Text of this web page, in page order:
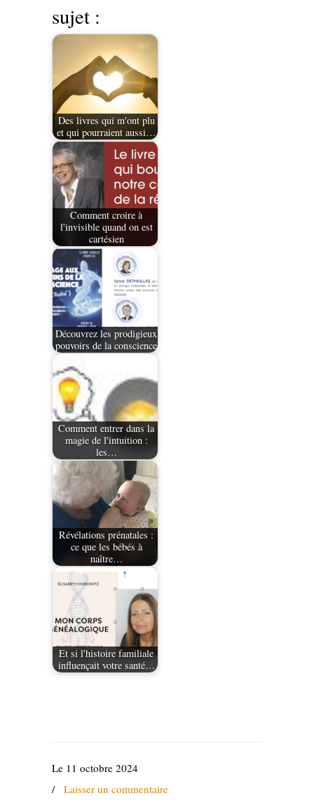
sujet :
Des livres qui m'ont plu
et qui pourraient aussi…
Comment croire à
l'invisible quand on est
cartésien
Découvrez les prodigieux
pouvoirs de la conscience
Comment entrer dans la
magie de l'intuition :
les…
Révélations prénatales :
ce que les bébés à
naître…
Et si l'histoire familiale
influençait votre santé…
Le 11 octobre 2024
/ Laisser un commentaire